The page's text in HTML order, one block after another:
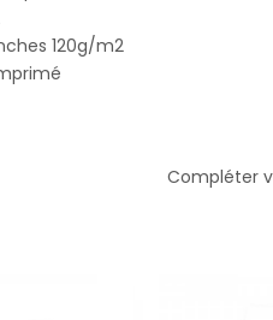
120g/m2
Compléter